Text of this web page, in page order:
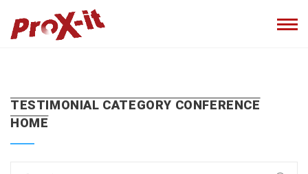
TESTIMONIAL CATEGORY CONFERENCE
HOME